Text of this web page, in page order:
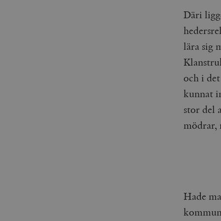
Däri
lära sig
och i
kunnat
stor del
mödrar,
Hade
_gat_UA-19195086-1
_ga_YBG49SLCTY
_hjSessionUser_675006